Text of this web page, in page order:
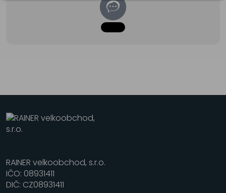
RAINER velkoobchod, s.r.o.
IČO: 08931411
DIČ: CZ08931411